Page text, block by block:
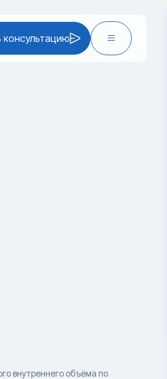
консультацию
внутреннего объёма по